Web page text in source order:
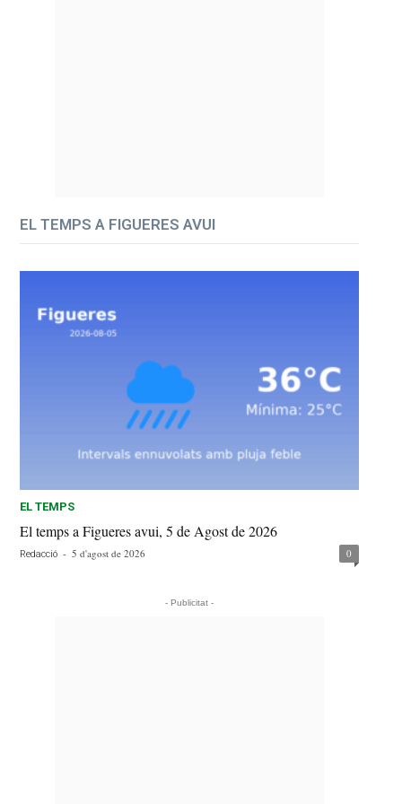
EL TEMPS A FIGUERES AVUI
EL TEMPS
El temps a Figueres avui, 5 de Agost de 2026
Redacció - 5 d'agost de 2026 0
- Publicitat -